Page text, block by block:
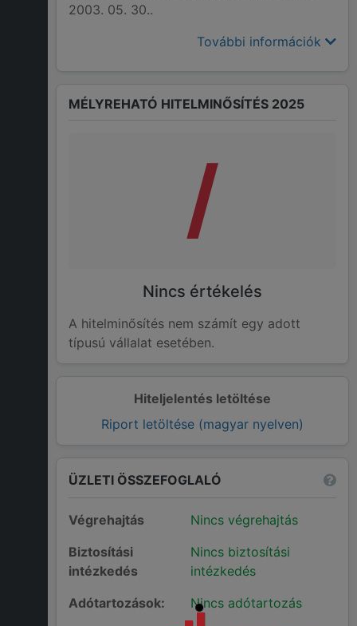
2003. 05. 30..
További információk
Hiteljelentés letöltése
Riport letöltése (magyar nyelven)
MÉLYREHATÓ HITELMINŐSÍTÉS 2025
/
Nincs értékelés
A hitelminősítés nem számít egy adott
típusú vállalat esetében.
ÜZLETI ÖSSZEFOGLALÓ
Végrehajtás
Nincs végrehajtás
Biztosítási
intézkedés
Nincs biztosítási
intézkedés
Adótartozások:
Nincs adótartozás